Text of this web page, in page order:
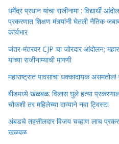
धर्मेंद्र प्रधान यांचा राजीनामा : विद्यार्थी
प्रकरणात शिक्षण मंत्र्यांनी घेतली नैतिक
कार्यभार
जंतर-मंतरवर CJP चा जोरदार आंदोलन;
यांच्या राजीनाम्याची मागणी
महाराष्ट्रात पावसाचा धक्कादायक
बीडमध्ये खळबळ: विलास घुले हत्या
चौकशी तर महिलेच्या दाव्याने नवा ट्विस्ट!
अंबडचे तहसीलदार विजय चव्हाण लाच
खळबळ